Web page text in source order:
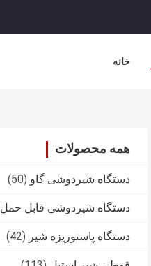
خانه
همه محصولات
دستگاه شیردوشی گاو (50)
دستگاه شیردوشی قابل حمل
دستگاه پاستوریزه شیر (42)